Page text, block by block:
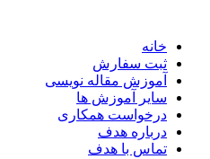
خانه
ثبت سفارش
آموزش مقاله نویسی
سایر آموزش ها
درخواست همکاری
درباره هدف
تماس با هدف